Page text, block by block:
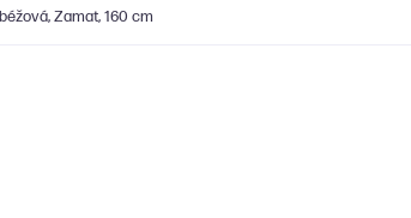
Zamat, 160 cm